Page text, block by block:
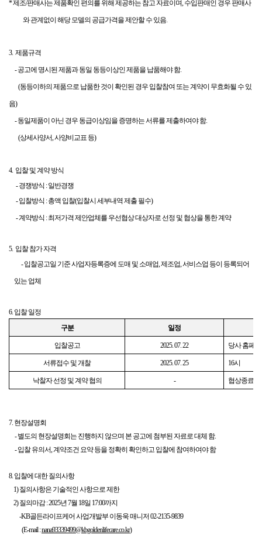
*제조/판매사는 제품확인 편의를 위해 제공하는 참고 자료이며,수입판매인 경우 판매사
와 관계없이 해당 모델의 공급가격을 제안할 수 있음.
3. 제품규격
-공고에 명시된 제품과 동일 동등이상인 제품을 납품해야 함.
(동등이하의 제품으로 납품한 것이 확인된 경우 입찰참여 또는 계약이 무효화될 수 있
음)
-동일제품이 아닌 경우 동급이상임을 증명하는 서류를 제출하여야 함.
(상세사양서,사양비교표 등)
4. 입찰 및 계약 방식
-경쟁방식 :일반경쟁
-입찰방식 :총액 입찰(입찰시 세부내역 제출 필수)
-계약방식 :최저가격 제안업체를 우선협상 대상자로 선정 및 협상을 통한 계약
5. 입찰 참가 자격
-입찰공고일 기준 사업자등록증에 도매 및 소매업,제조업,서비스업 등이 등록되어
있는 업체
6. 입찰 일정
구분
일정
입찰공고 2025. 07. 22 당사 홈페
서류접수 및 개찰 2025. 07. 25 16시
낙찰자 선정 및계약협의 - 협상종료
7. 현장설명회
-별도의 현장설명회는 진행하지 않으며 본 공고에 첨부된 자료로 대체 함.
-입찰 유의서,계약조건 요약 등을 정확히 확인하고 입찰에 참여하여야 함
8. 입찰에 대한 질의사항
1)질의사항은 기술적인 사항으로 제한
2)질의마감: 2025년 7월 18일 17:00까지
-KB골든라이프케어 사업개발부 이동욱 매니저 02-2135-9839
(E-mail :nana93339499@kbgoldenlifecare.co.kr)